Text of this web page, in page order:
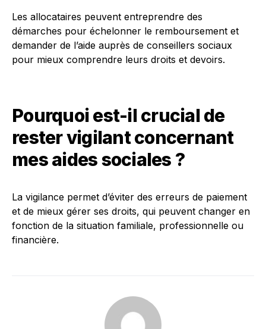
Les allocataires peuvent entreprendre des
démarches pour échelonner le remboursement et
demander de l’aide auprès de conseillers sociaux
pour mieux comprendre leurs droits et devoirs.
Pourquoi est-il crucial de
rester vigilant concernant
mes aides sociales ?
La vigilance permet d’éviter des erreurs de paiement
et de mieux gérer ses droits, qui peuvent changer en
fonction de la situation familiale, professionnelle ou
financière.